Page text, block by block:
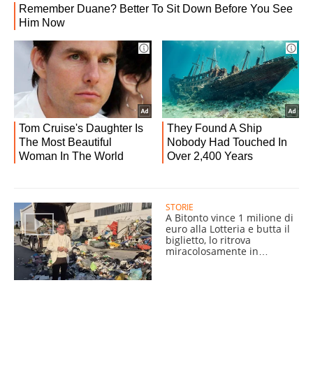
STORIE
A Bitonto vince 1 milione di
euro alla Lotteria e butta il
biglietto, lo ritrova
miracolosamente in